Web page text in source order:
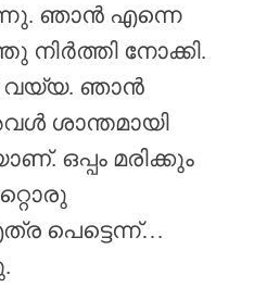
ഞാൻ എന്നെ
നോക്കി.
വയ്യ. ഞാൻ
ശാന്തമായി
ഒപ്പം മരിക്കും
പെട്ടെന്ന്…